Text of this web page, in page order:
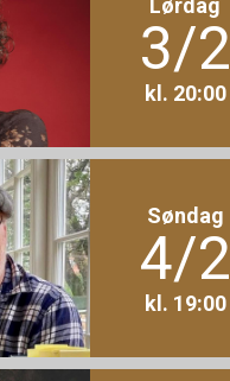
3/2
kl. 20:00
Søndag
4/2
kl. 19:00